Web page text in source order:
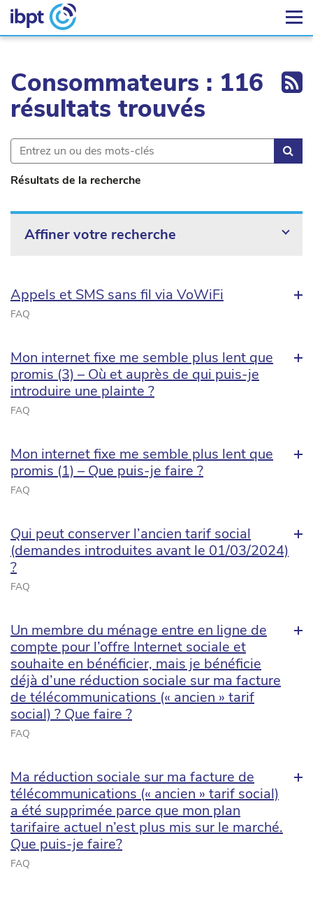
Consommateurs : 116
résultats trouvés
Résultats de la recherche
Affiner votre recherche
Appels et SMS sans fil via VoWiFi
FAQ
Mon internet fixe me semble plus lent que
promis (3) – Où et auprès de qui puis-je
introduire une plainte ?
FAQ
Mon internet fixe me semble plus lent que
promis (1) – Que puis-je faire ?
FAQ
Qui peut conserver l’ancien tarif social
(demandes introduites avant le 01/03/2024)
?
FAQ
Un membre du ménage entre en ligne de
compte pour l’offre Internet sociale et
souhaite en bénéficier, mais je bénéficie
déjà d’une réduction sociale sur ma facture
de télécommunications (« ancien » tarif
social) ? Que faire ?
FAQ
Ma réduction sociale sur ma facture de
télécommunications (« ancien » tarif social)
a été supprimée parce que mon plan
tarifaire actuel n’est plus mis sur le marché.
Que puis-je faire?
FAQ